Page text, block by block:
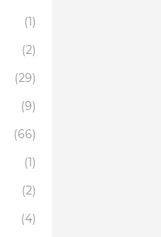
(1)
(2)
(29)
(9)
(66)
(1)
(2)
(4)